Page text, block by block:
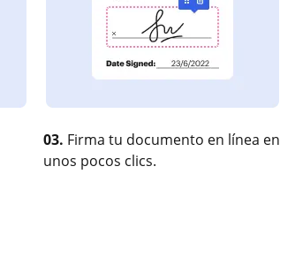
03. Firma tu documento en línea en
unos pocos clics.